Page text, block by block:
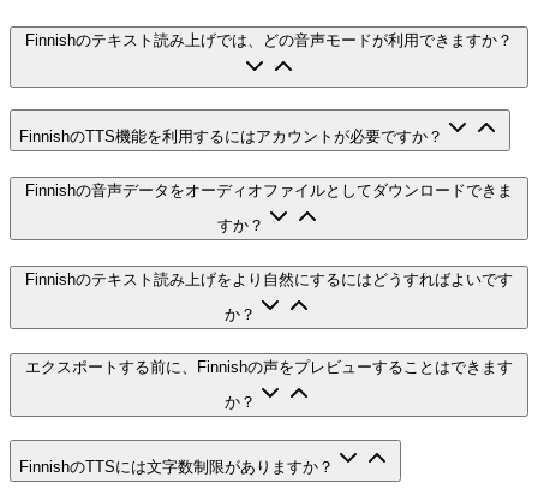
Finnishのテキスト読み上げでは、どの音声モードが利用できますか？
FinnishのTTS機能を利用するにはアカウントが必要ですか？
Finnishの音声データをオーディオファイルとしてダウンロードできま
すか？
Finnishのテキスト読み上げをより自然にするにはどうすればよいです
か？
エクスポートする前に、Finnishの声をプレビューすることはできます
か？
FinnishのTTSには文字数制限がありますか？